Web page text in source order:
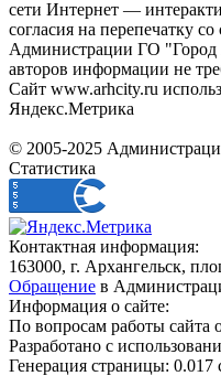
сети Интернет —
согласия на перепечатку
Администрации ГО "Город
авторов информации не
Сайт www.arhcity.ru
Яндекс.Метрика
© 2005-2025
Статистика
Контактная информация:
163000, г. Архангельск,
Обращение в
Информация о сайте:
По вопросам работы сайта
Разработано с
Генерация страницы: 0.017